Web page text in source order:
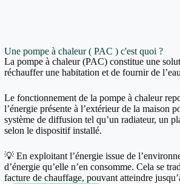
Une pompe à chaleur ( PAC ) c'est quoi ?
La pompe à chaleur (PAC) constitue une
réchauffer une habitation et de fournir de
Le fonctionnement de la pompe à chaleur
l’énergie présente à l’extérieur de la maison
système de diffusion tel qu’un radiateur, un
selon le dispositif installé.
💡 En exploitant l’énergie issue de
d’énergie qu’elle n’en consomme. Cela se
facture de chauffage, pouvant atteindre